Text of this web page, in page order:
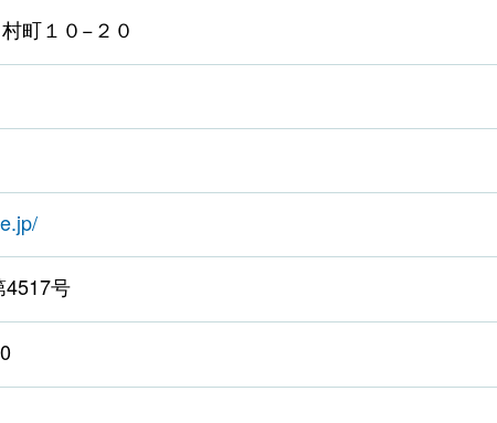
町１０−２０
4517号